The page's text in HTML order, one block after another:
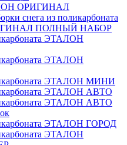
ОРИГИНАЛ
снега из поликарбоната
ПОЛНЫЙ НАБОР
ЭТАЛОН
ЭТАЛОН
ЭТАЛОН МИНИ
ЭТАЛОН АВТО
ЭТАЛОН АВТО
ЭТАЛОН ГОРОД
ЭТАЛОН